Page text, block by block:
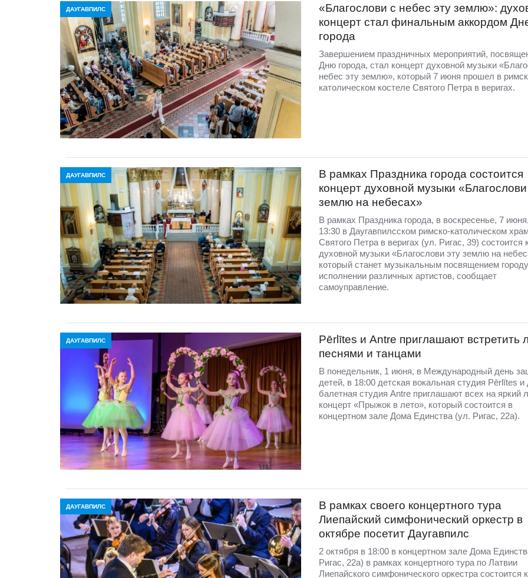
ДАУГАВПИЛС
«Благослови с небес эту землю»:
концерт стал финальным аккордом
города
Завершением праздничных мероприятий,
Дню города, стал концерт духовной музыки
небес эту землю», который 7 июня прошел в
католическом костеле Святого Петра в веригах.
ДАУГАВПИЛС
В рамках Праздника города состоится
концерт духовной музыки «Благослови
землю на небесах»
В рамках Праздника города, в воскресенье, 7
13:30 в Даугавпилсском римско-католическом
Святого Петра в веригах (ул. Ригас, 39) состоится
духовной музыки «Благослови эту землю на
который станет музыкальным посвящением
исполнении различных артистов, сообщает
самоуправление.
ДАУГАВПИЛС
Pērlītes и Antre приглашают встретить
песнями и танцами
В понедельник, 1 июня, в Международный день
детей, в 18:00 детская вокальная студия Pērlītes и
балетная студия Antre приглашают всех на яркий
концерт «Прыжок в лето», который состоится в
концертном зале Дома Единства (ул. Ригас, 22а).
ДАУГАВПИЛС
В рамках своего концертного тура
Лиепайский симфонический оркестр в
октябре посетит Даугавпилс
2 октября в 18:00 в концертном зале Дома
Ригас, 22а) в рамках концертного тура по Латвии
Лиепайского симфонического оркестра состоится